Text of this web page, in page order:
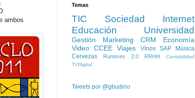
ambos
Temas
TIC Sociedad
Internet
Educación
Universidad
Gestión Marketing CRM
Economía
Video CCEE Viajes Vinos SAP
Música
Cervezas
Rumores 2.0 RRHH
Contabilidad
TVDigital
Tweets por @gbudino